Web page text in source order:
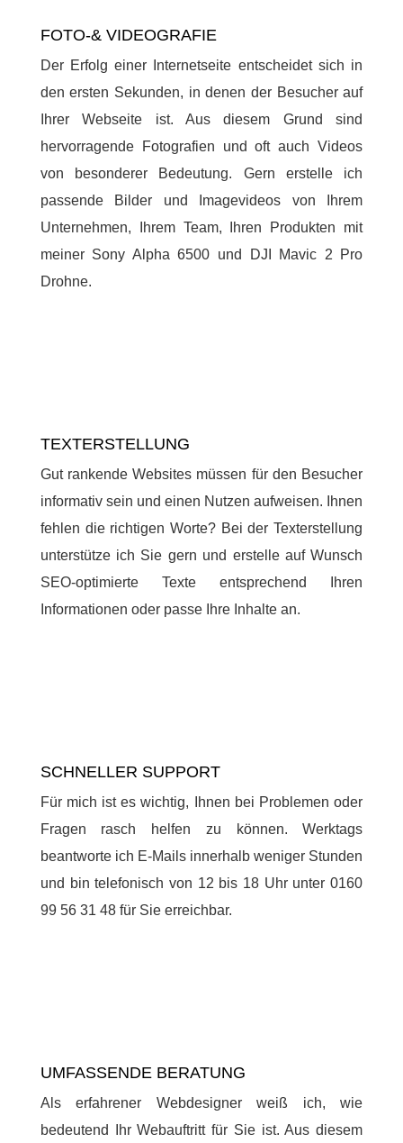
FOTO-& VIDEOGRAFIE
Der Erfolg einer Internetseite entscheidet sich in
den ersten Sekunden, in denen der Besucher auf
Ihrer Webseite ist. Aus diesem Grund sind
hervorragende Fotografien und oft auch Videos
von besonderer Bedeutung. Gern erstelle ich
passende Bilder und Imagevideos von Ihrem
Unternehmen, Ihrem Team, Ihren Produkten mit
meiner Sony Alpha 6500 und DJI Mavic 2 Pro
Drohne.
TEXTERSTELLUNG
Gut rankende Websites müssen für den Besucher
informativ sein und einen Nutzen aufweisen. Ihnen
fehlen die richtigen Worte? Bei der Texterstellung
unterstütze ich Sie gern und erstelle auf Wunsch
SEO-optimierte Texte entsprechend Ihren
Informationen oder passe Ihre Inhalte an.
SCHNELLER SUPPORT
Für mich ist es wichtig, Ihnen bei Problemen oder
Fragen rasch helfen zu können. Werktags
beantworte ich E-Mails innerhalb weniger Stunden
und bin telefonisch von 12 bis 18 Uhr unter 0160
99 56 31 48 für Sie erreichbar.
UMFASSENDE BERATUNG
Als erfahrener Webdesigner weiß ich, wie
bedeutend Ihr Webauftritt für Sie ist. Aus diesem